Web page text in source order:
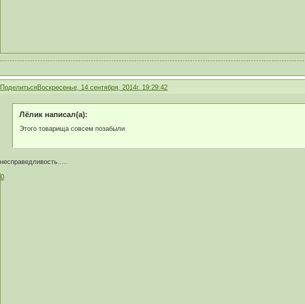
ПоделитьсяВоскресенье, 14 сентября, 2014г. 19:29:42
Лёлик написал(а):
Этого товарища совсем позабыли
несправедливость.....
0